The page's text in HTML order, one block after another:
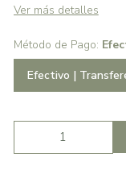
Ver más detalles
Método de Pago:
Efectivo |